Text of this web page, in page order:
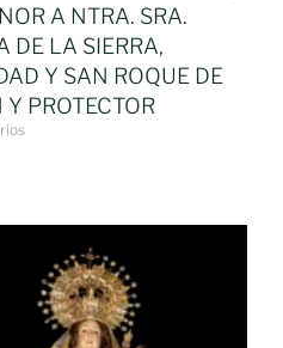
A NTRA. SRA.
DE LA SIERRA,
Y SAN ROQUE DE
PROTECTOR